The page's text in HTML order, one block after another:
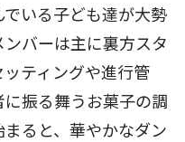
いる子ども達が大勢
バーは主に裏方スタ
ティングや進行管
振る舞うお菓子の調
ると、華やかなダン